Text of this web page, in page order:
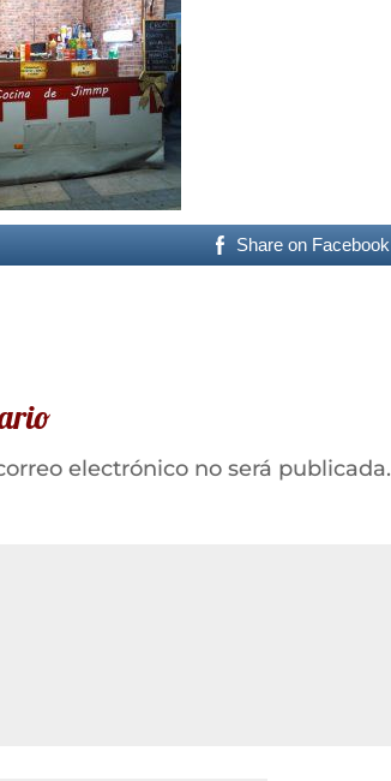
Share on Facebook
electrónico no será publicada.